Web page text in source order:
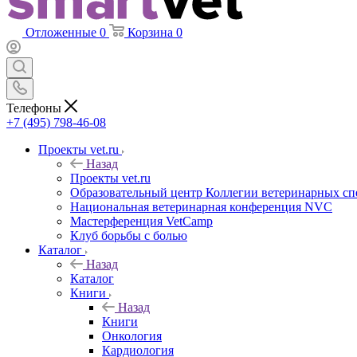
Отложенные 0 Корзина 0
Телефоны
+7 (495) 798-46-08
Проекты vet.ru
Назад
Проекты vet.ru
Образовательный центр Коллегии ветеринарных
Национальная ветеринарная конференция NVC
Мастерференция VetCamp
Клуб борьбы с болью
Каталог
Назад
Каталог
Книги
Назад
Книги
Онкология
Кардиология